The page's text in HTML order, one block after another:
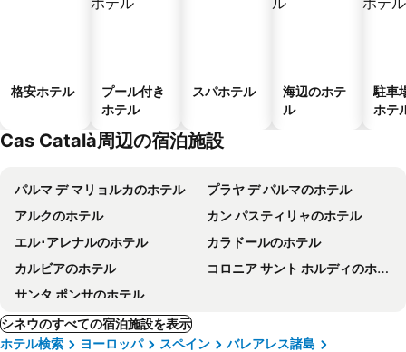
格安ホテル
プール付き
ホテル
スパホテル
海辺のホテ
ル
駐車
ホテ
Cas Català周辺の宿泊施設
パルマ デ マリョルカのホテル
プラヤ デ パルマのホテル
アルクのホテル
カン パスティリャのホテル
エル･アレナルのホテル
カラドールのホテル
カルビアのホテル
コロニア サント ホルディのホテル
サンタ ポンサのホテル
シネウのすべての宿泊施設を表示
ホテル検索
ヨーロッパ スペイン
バレアレス諸島